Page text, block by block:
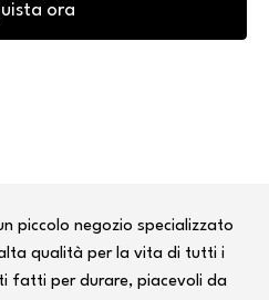
ora
piccolo negozio specializzato
qualità per la vita di tutti i
fatti per durare, piacevoli da